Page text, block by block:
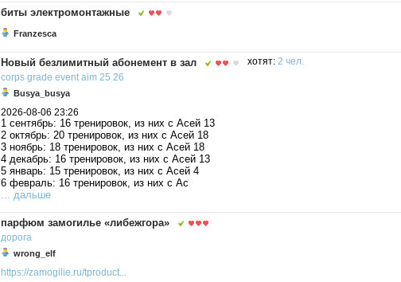
биты электромонтажные
Franzesca
Новый безлимитный абонемент в зал хотят: 2 чел.
corps grade event aim 25 26
Busya_busya
2026-08-06 23:26
1 сентябрь: 16 тренировок, из них с Асей 13
2 октябрь: 20 тренировок, из них с Асей 18
3 ноябрь: 18 тренировок, из них с Асей 18
4 декабрь: 16 тренировок, из них с Асей 13
5 январь: 15 тренировок, из них с Асей 4
6 февраль: 16 тренировок, из них с Ас
... дальше
парфюм замогилье «либежгора»
дорога
wrong_elf
https://zamogilie.ru/tproduct...